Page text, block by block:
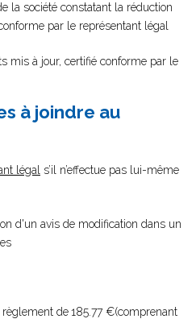
la société constatant la réduction
par le représentant légal
mis à jour, certifié conforme par le
à joindre au
légal s’il n’effectue pas lui-même
d'un avis de modification dans un
règlement de185.77 €(comprenant